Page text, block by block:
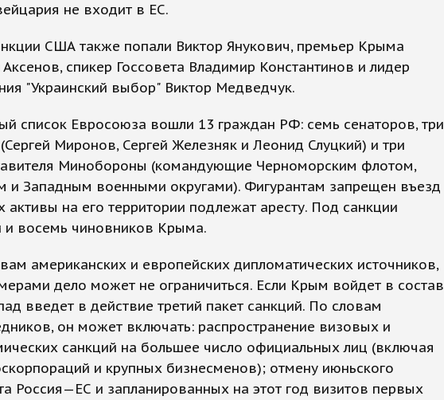
не входит в ЕС.
США также попали Виктор Янукович, премьер Крыма
Аксенов, спикер Госсовета Владимир Константинов и лидер
"Украинский выбор" Виктор Медведчук.
список Евросоюза вошли 13 граждан РФ: семь сенаторов, три
Миронов, Сергей Железняк и Леонид Слуцкий) и три
Минобороны (командующие Черноморским флотом,
Западным военными округами). Фигурантам запрещен въезд
активы на его территории подлежат аресту. Под санкции
и восемь чиновников Крыма.
американских и европейских дипломатических источников,
дело может не ограничиться. Если Крым войдет в состав
введет в действие третий пакет санкций. По словам
он может включать: распространение визовых и
санкций на большее число официальных лиц (включая
и крупных бизнесменов); отмену июньского
Россия—ЕС и запланированных на этот год визитов первых